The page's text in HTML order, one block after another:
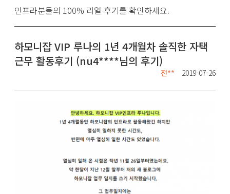
인프라분들의 100% 리얼 후기를 확인하세요.
하모니잡 VIP 루나의 1년 4개월차 솔직한 자택
근무 활동후기 (nu4****님의 후기)
전** 2019-07-26